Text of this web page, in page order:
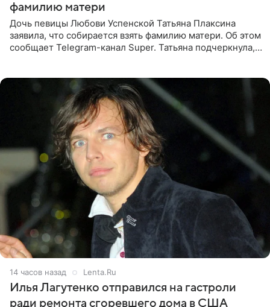
фамилию матери
Дочь певицы Любови Успенской Татьяна Плаксина
заявила, что собирается взять фамилию матери. Об этом
сообщает Telegram-канал Super. Татьяна подчеркнула,
14 часов назад Lenta.Ru
Илья Лагутенко отправился на гастроли
ради ремонта сгоревшего дома в США